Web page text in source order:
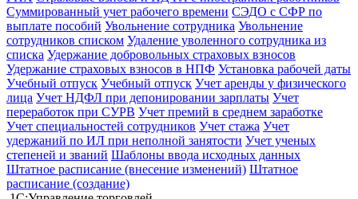
Суммированный учет рабочего времени СЭДО с СФР по
выплате пособий Увольнение сотрудника Увольнение
сотрудников списком Удаление уволенного сотрудника из
списка Удержание добровольных страховых взносов
Удержание страховых взносов в НПФ Установка рабочей даты
Учебный отпуск Учебный отпуск Учет аренды у физического
лица Учет НДФЛ при депонировании зарплаты Учет
переработок при СУРВ Учет премий в среднем заработке
Учет специальностей сотрудников Учет стажа Учет
удержаний по ИЛ при неполной занятости Учет ученых
степеней и званий Шаблоны ввода исходных данных
Штатное расписание (внесение изменений) Штатное
расписание (создание)